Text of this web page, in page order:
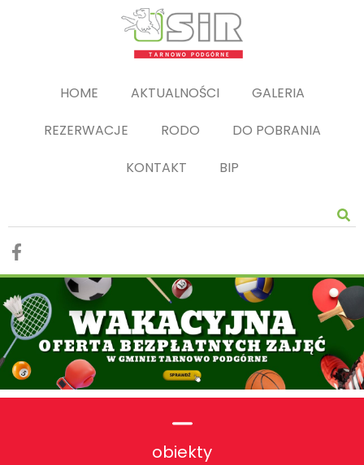
HOME AKTUALNOŚCI
GALERIA
REZERWACJE
RODO
DO POBRANIA
KONTAKT
BIP
obiekty